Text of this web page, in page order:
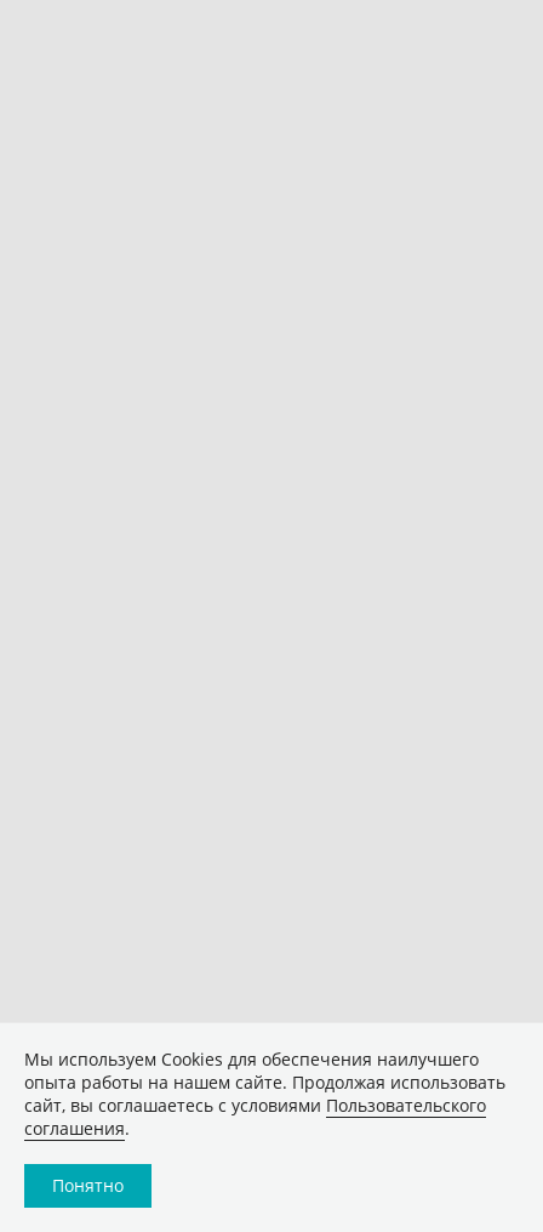
Мы используем Сookies для обеспечения наилучшего
опыта работы на нашем сайте. Продолжая использовать
сайт, вы соглашаетесь с условиями Пользовательского
соглашения.
Понятно